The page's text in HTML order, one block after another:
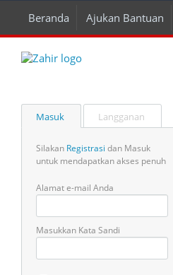
Beranda Ajukan Bantuan
Masuk Langganan
Silakan Registrasi dan Masuk
untuk mendapatkan akses penuh
Alamat e-mail Anda
Masukkan Kata Sandi